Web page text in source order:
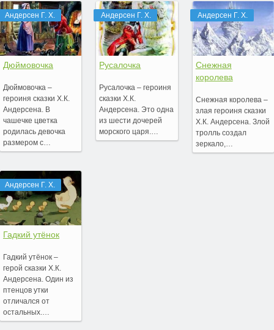
Андерсен Г. Х.
Дюймовочка
Дюймовочка –
героиня сказки Х.К.
Андерсена. В
чашечке цветка
родилась девочка
размером с…
Андерсен Г. Х.
Гадкий утёнок
Гадкий утёнок –
герой сказки Х.К.
Андерсена. Один из
птенцов утки
отличался от
остальных.…
Андерсен Г. Х.
Русалочка
Русалочка – героиня
сказки Х.К.
Андерсена. Это одна
из шести дочерей
морского царя.…
Андерсен Г. Х.
Снежная
королева
Снежная королева –
злая героиня сказки
Х.К. Андерсена. Злой
тролль создал
зеркало,…